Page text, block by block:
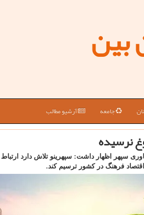
بین
جامعه آرشیو مطالب
نرسیده
سپهر اظهار داشت: سپهرینو تلاش دارد
فرهنگ در کشور ترسیم کند.